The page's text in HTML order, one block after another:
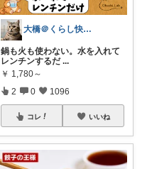
大橋＠くらし快適LAB🌿
鍋も火も使わない。水を入れて
レンチンするだ ...
￥ 1,780～
2 0 1096
コレ いいね